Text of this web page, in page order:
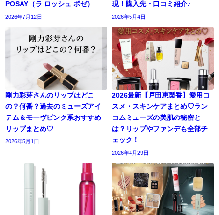
POSAY（ラ ロッシュ ポゼ）
2026年7月12日
現！購入先・口コミ紹介♪
2026年5月4日
剛力彩芽さんのリップはどこ
の？何番？過去のミューズアイ
テム＆モーヴピンク系おすすめ
リップまとめ♡
2026年5月1日
2026最新【戸田恵梨香】愛用コ
スメ・スキンケアまとめ♡ラン
コムミューズの美肌の秘密と
は？リップやファンデも全部チ
ェック！
2026年4月29日